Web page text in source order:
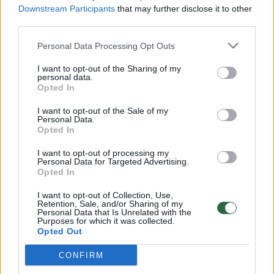
Downstream Participants that may further disclose it to other
Personal Data Processing Opt Outs
I want to opt-out of the Sharing of my
personal data.
Opted In
I want to opt-out of the Sale of my
Personal Data.
Opted In
I want to opt-out of processing my
Personal Data for Targeted Advertising.
Opted In
I want to opt-out of Collection, Use,
Retention, Sale, and/or Sharing of my
Personal Data that Is Unrelated with the
Purposes for which it was collected.
Opted Out
CONFIRM
32 laipsnių šilumos
Žinios | Orai
00:15:54
V. Zalužno pasisakymą laiko bandymu įsitvirtinti
Ukrainos politikoje: jis yra neteisus
savaitę: karščiai atsitrauks
Žinios | Orai
Visi įrašai